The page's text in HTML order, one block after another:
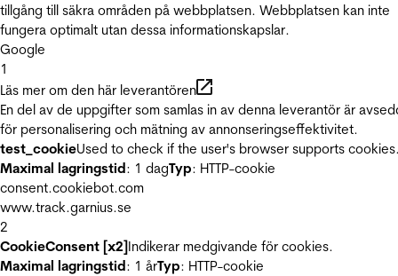
tillgång till säkra områden på webbplatsen. Webbplatsen kan inte
fungera optimalt utan dessa informationskapslar.
Google
1
Läs mer om den här leverantören
En del av de uppgifter som samlas in av denna leverantör är
för personalisering och mätning av annonseringseffektivitet.
test_cookieUsed to check if the user's browser supports
Maximal lagringstid: 1 dagTyp: HTTP-cookie
consent.cookiebot.com
www.track.garnius.se
2
CookieConsent [x2]Indikerar medgivande för cookies.
Maximal lagringstid: 1 årTyp: HTTP-cookie